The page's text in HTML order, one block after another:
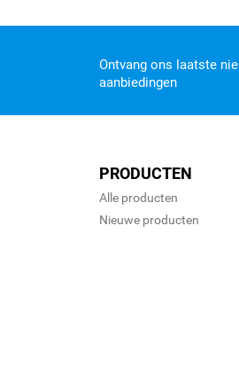
Ontvang ons laatste
aanbiedingen
PRODUCTEN
Alle producten
Nieuwe producten